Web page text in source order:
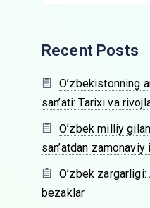
Recent Posts
O’zbekistonning
san’ati: Tarixi va
O’zbek milliy
san’atdan
O’zbek zargarligi:
bezaklar